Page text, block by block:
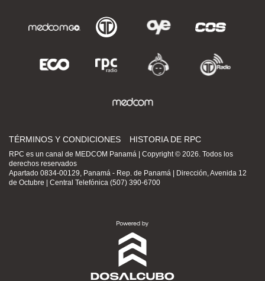
TÉRMINOS Y CONDICIONES HISTORIA DE RPC
RPC es un canal de MEDCOM Panamá | Copyright © 2026. Todos los
derechos reservados
Apartado 0834-00129, Panamá - Rep. de Panamá | Dirección, Avenida 12
de Octubre | Central Telefónica (507) 390-6700